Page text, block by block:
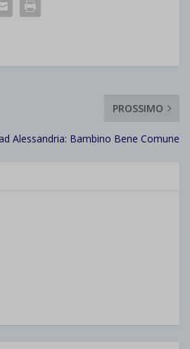
PROSSIMO
Alessandria: Bambino Bene Comune